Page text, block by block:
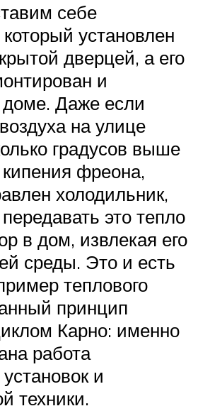
себе
установлен
дверцей, а его
и
доме. Даже если
на улице
градусов выше
фреона,
холодильник,
передавать это тепло
в дом, извлекая его
среды. Это и есть
теплового
принцип
Карно: именно
работа
и
техники.